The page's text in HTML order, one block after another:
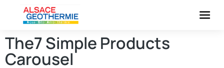
The7 Simple Products
Carousel